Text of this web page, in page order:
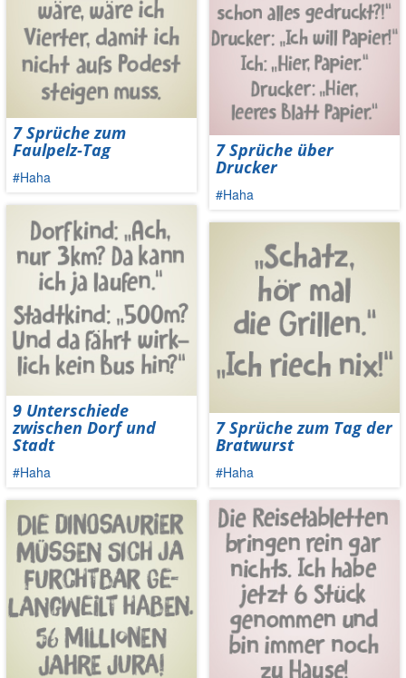
7 Sprüche zum
Faulpelz-Tag
#Haha
9 Unterschiede
zwischen Dorf und
Stadt
#Haha
7 Sprüche über
Drucker
#Haha
7 Sprüche zum Tag der
Bratwurst
#Haha